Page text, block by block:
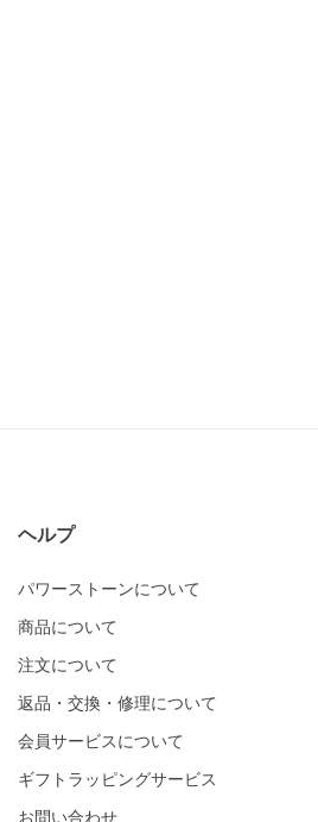
ヘルプ
パワーストーンについて
商品について
注文について
返品・交換・修理について
会員サービスについて
ギフトラッピングサービス
お問い合わせ